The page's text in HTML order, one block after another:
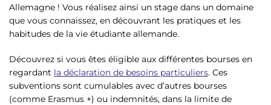
Allemagne ! Vous réalisez ainsi un stage dans un domaine
que vous connaissez, en découvrant les pratiques et les
habitudes de la vie étudiante allemande.
Découvrez si vous êtes éligible aux différentes bourses en
regardant la déclaration de besoins particuliers. Ces
subventions sont cumulables avec d’autres bourses
(comme Erasmus +) ou indemnités, dans la limite de